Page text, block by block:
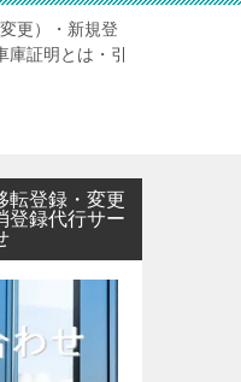
更）・新規登
証明とは・引
転登録・変更
登録代行サー